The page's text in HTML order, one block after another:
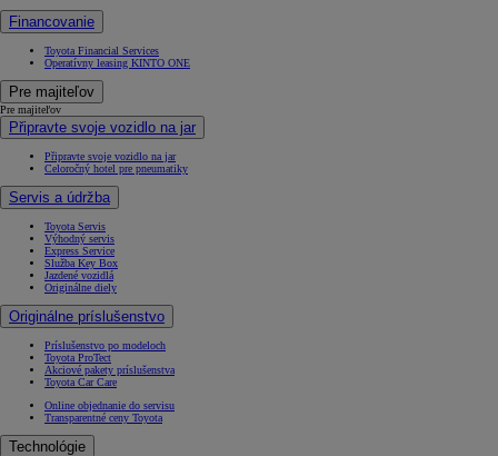
Financovanie
Toyota Financial Services
Operatívny leasing KINTO ONE
Pre majiteľov
Pre majiteľov
Připravte svoje vozidlo na jar
Připravte svoje vozidlo na jar
Celoročný hotel pre pneumatiky
Servis a údržba
Toyota Servis
Výhodný servis
Express Service
Služba Key Box
Jazdené vozidlá
Originálne diely
Originálne príslušenstvo
Príslušenstvo po modeloch
Toyota ProTect
Akciové pakety príslušenstva
Toyota Car Care
Online objednanie do servisu
Transparentné ceny Toyota
Technológie